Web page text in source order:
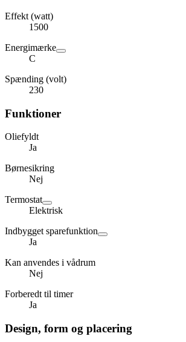
Effekt (watt)
1500
Energimærke
C
Spænding (volt)
230
Funktioner
Oliefyldt
Ja
Børnesikring
Nej
Termostat
Elektrisk
Indbygget sparefunktion
Ja
Kan anvendes i vådrum
Nej
Forberedt til timer
Ja
Design, form og placering